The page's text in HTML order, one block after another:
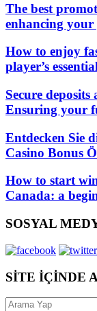
The best
enhancing your
How to enjoy
player’s
Secure
Ensuring your
Entdecken Sie
Casino Bonus
How to start
Canada: a
SOSYAL
SİTE İÇİNDE